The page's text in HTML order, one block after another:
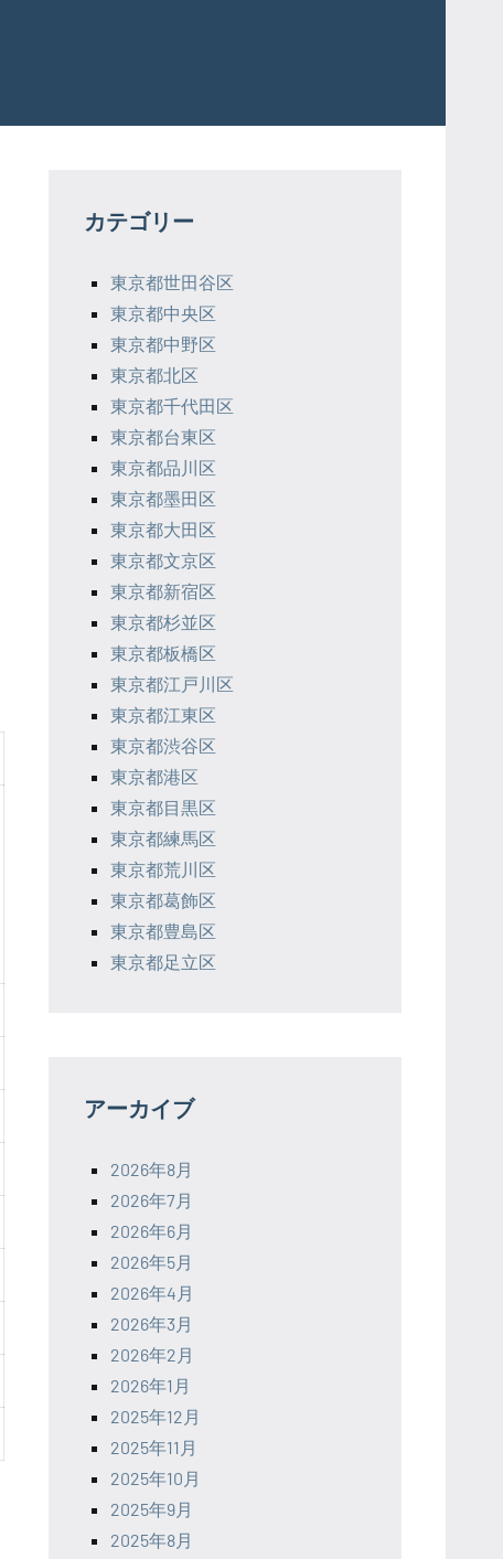
カテゴリー
東京都世田谷区
東京都中央区
東京都中野区
東京都北区
東京都千代田区
東京都台東区
東京都品川区
東京都墨田区
東京都大田区
東京都文京区
東京都新宿区
東京都杉並区
東京都板橋区
東京都江戸川区
東京都江東区
東京都渋谷区
東京都港区
東京都目黒区
東京都練馬区
東京都荒川区
東京都葛飾区
東京都豊島区
東京都足立区
アーカイブ
2026年8月
2026年7月
2026年6月
2026年5月
2026年4月
2026年3月
2026年2月
2026年1月
2025年12月
2025年11月
2025年10月
2025年9月
2025年8月